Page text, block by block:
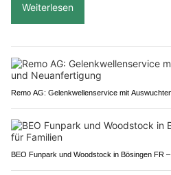
Weiterlesen
Remo AG: Gelenkwellenservice mit
BEO Funpark und Woodstock in Bösingen FR